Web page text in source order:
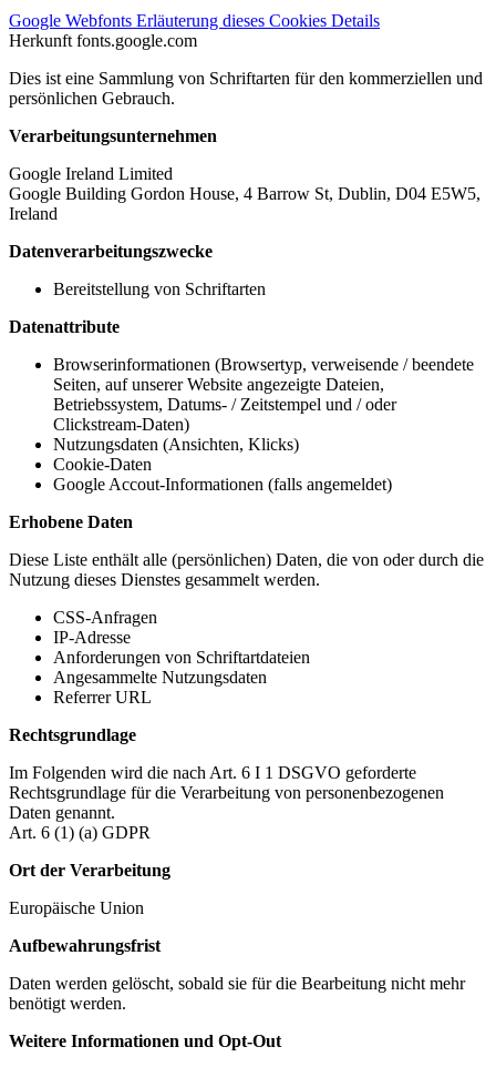
Google Webfonts Erläuterung dieses Cookies Details
Herkunft fonts.google.com
Dies ist eine Sammlung von Schriftarten für den kommerziellen und
persönlichen Gebrauch.
Verarbeitungsunternehmen
Google Ireland Limited
Google Building Gordon House, 4 Barrow St, Dublin, D04 E5W5,
Ireland
Datenverarbeitungszwecke
Bereitstellung von Schriftarten
Datenattribute
Browserinformationen (Browsertyp, verweisende / beendete
Seiten, auf unserer Website angezeigte Dateien,
Betriebssystem, Datums- / Zeitstempel und / oder
Clickstream-Daten)
Nutzungsdaten (Ansichten, Klicks)
Cookie-Daten
Google Accout-Informationen (falls angemeldet)
Erhobene Daten
Diese Liste enthält alle (persönlichen) Daten, die von oder durch die
Nutzung dieses Dienstes gesammelt werden.
CSS-Anfragen
IP-Adresse
Anforderungen von Schriftartdateien
Angesammelte Nutzungsdaten
Referrer URL
Rechtsgrundlage
Im Folgenden wird die nach Art. 6 I 1 DSGVO geforderte
Rechtsgrundlage für die Verarbeitung von personenbezogenen
Daten genannt.
Art. 6 (1) (a) GDPR
Ort der Verarbeitung
Europäische Union
Aufbewahrungsfrist
Daten werden gelöscht, sobald sie für die Bearbeitung nicht mehr
benötigt werden.
Weitere Informationen und Opt-Out